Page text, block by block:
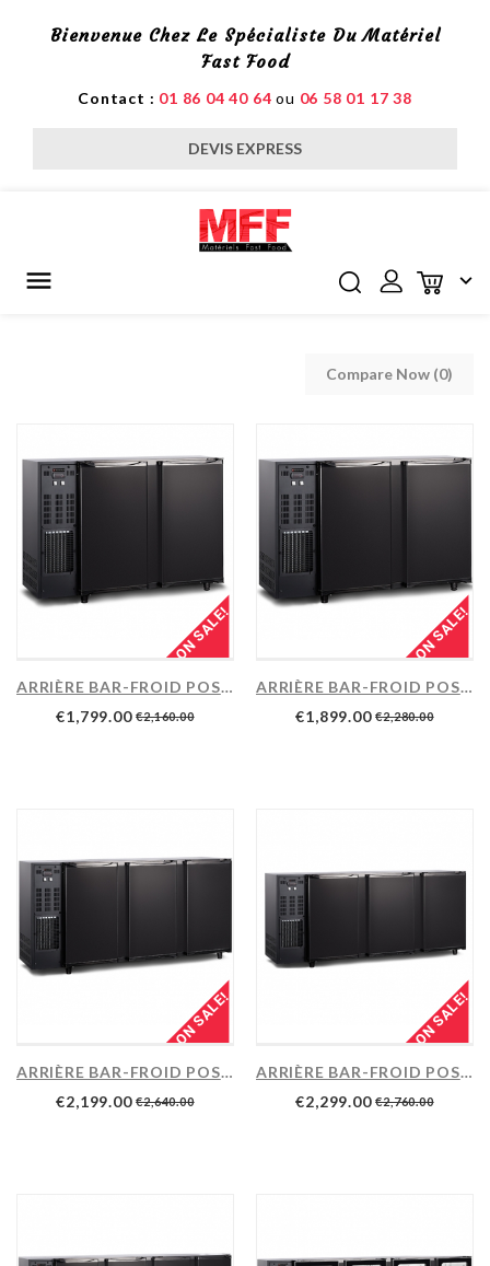
Bienvenue Chez Le Spécialiste Du Matériel
Fast Food
Contact : 01 86 04 40 64 ou 06 58 01 17 38
DEVIS EXPRESS
 
& ICE MAKERS
Compare Now (0)‎
ON SALE!
ARRIÈRE BAR-FROID POSITIF...
€1,799.00 €2,160.00
ON SALE!
ARRIÈRE BAR-FROID POSITIF...
€1,899.00 €2,280.00
ON SALE!
ARRIÈRE BAR-FROID POSITIF...
€2,199.00 €2,640.00
ON SALE!
ARRIÈRE BAR-FROID POSITIF...
€2,299.00 €2,760.00